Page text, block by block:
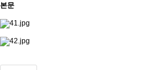
본문